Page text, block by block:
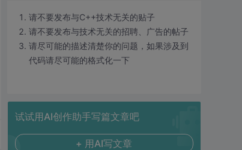
请不要发布与C++技术无关的贴子
请不要发布与技术无关的招聘、广告的帖子
请尽可能的描述清楚你的问题，如果涉及到
代码请尽可能的格式化一下
试试用AI创作助手写篇文章吧
+ 用AI写文章